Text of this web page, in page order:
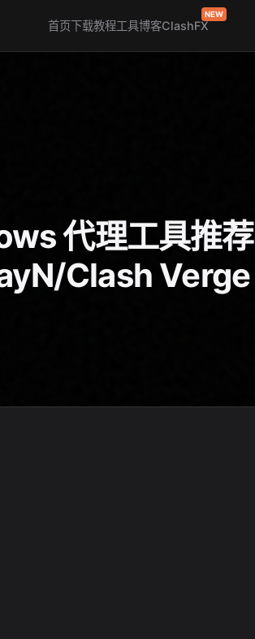
首页下载教程工具博客ClashFX
NEW
代理工具推荐
Clash Verge